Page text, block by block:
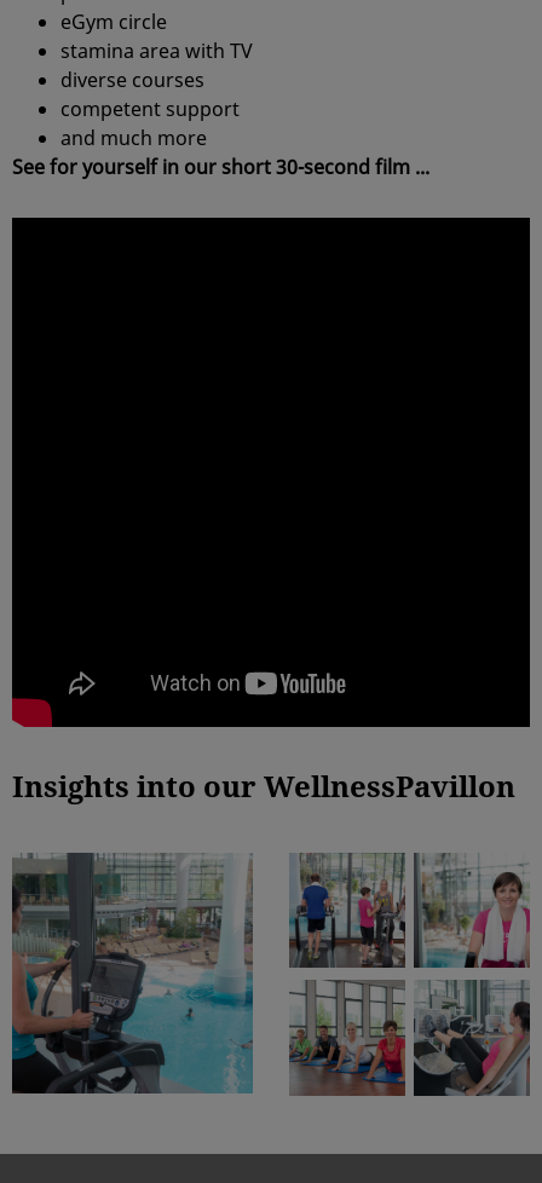
eGym circle
stamina area with TV
diverse courses
competent support
and much more
See for yourself in our short 30-second film ...
Insights into our WellnessPavillon